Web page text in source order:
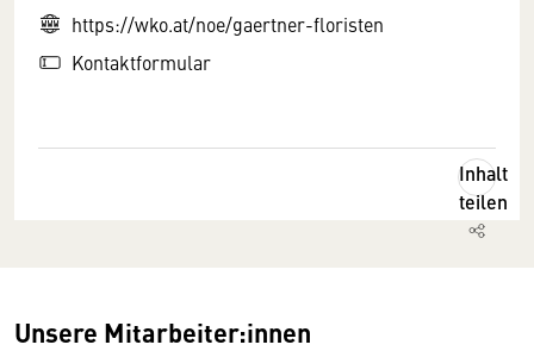
https://wko.at/noe/gaertner-floristen
Kontaktformular
Inhalt
teilen
Unsere Mitarbeiter:innen